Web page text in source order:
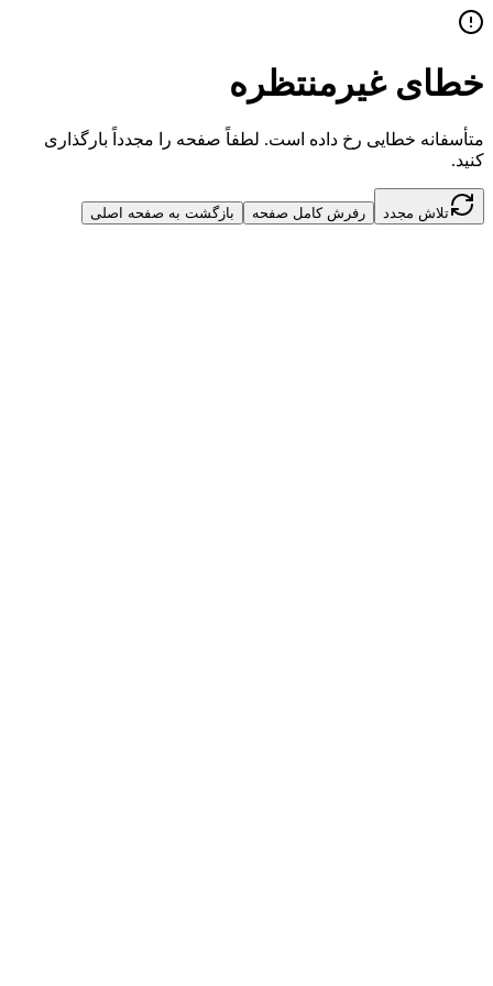
خطای غیرمنتظره
متأسفانه خطایی رخ داده است. لطفاً صفحه را مجدداً بارگذاری
کنید.
تلاش مجدد رفرش کامل صفحه بازگشت به صفحه اصلی